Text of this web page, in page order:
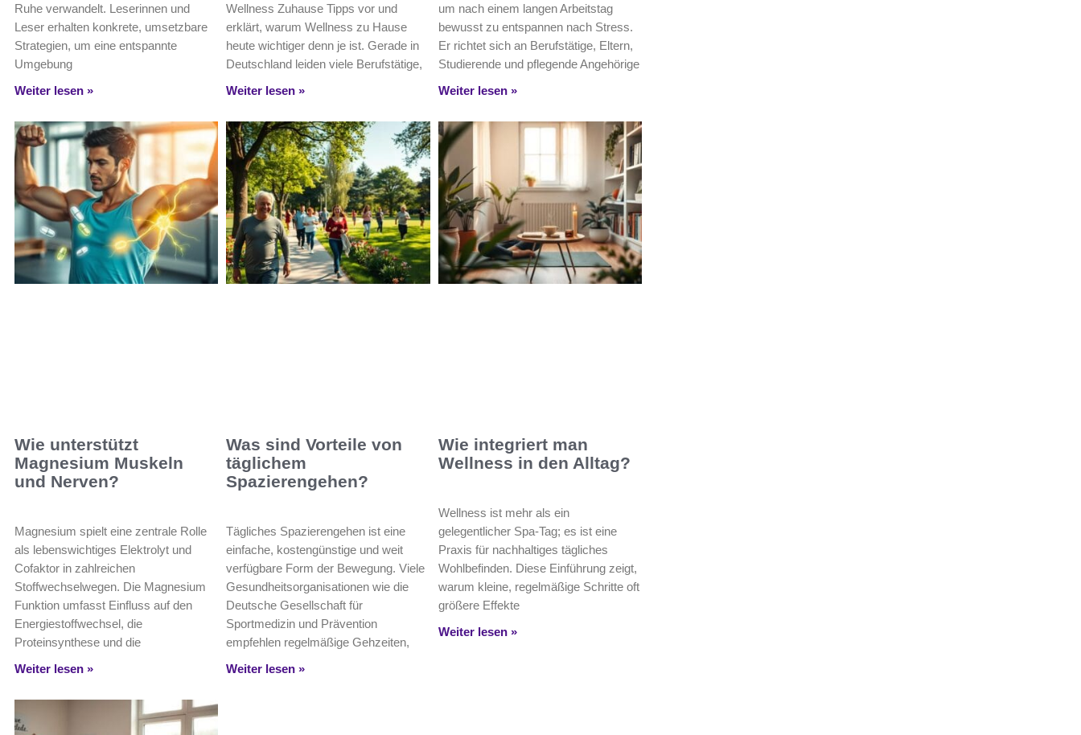
Ruhe verwandelt. Leserinnen und
Leser erhalten konkrete, umsetzbare
Strategien, um eine entspannte
Umgebung
Weiter lesen »
Wellness Zuhause Tipps vor und
erklärt, warum Wellness zu Hause
heute wichtiger denn je ist. Gerade in
Deutschland leiden viele Berufstätige,
Weiter lesen »
um nach einem langen Arbeitstag
bewusst zu entspannen nach Stress.
Er richtet sich an Berufstätige, Eltern,
Studierende und pflegende Angehörige
Weiter lesen »
Wie unterstützt
Magnesium Muskeln
und Nerven?
Magnesium spielt eine zentrale Rolle
als lebenswichtiges Elektrolyt und
Cofaktor in zahlreichen
Stoffwechselwegen. Die Magnesium
Funktion umfasst Einfluss auf den
Energiestoffwechsel, die
Proteinsynthese und die
Weiter lesen »
Was sind Vorteile von
täglichem
Spazierengehen?
Tägliches Spazierengehen ist eine
einfache, kostengünstige und weit
verfügbare Form der Bewegung. Viele
Gesundheitsorganisationen wie die
Deutsche Gesellschaft für
Sportmedizin und Prävention
empfehlen regelmäßige Gehzeiten,
Weiter lesen »
Wie integriert man
Wellness in den Alltag?
Wellness ist mehr als ein
gelegentlicher Spa‑Tag; es ist eine
Praxis für nachhaltiges tägliches
Wohlbefinden. Diese Einführung zeigt,
warum kleine, regelmäßige Schritte oft
größere Effekte
Weiter lesen »